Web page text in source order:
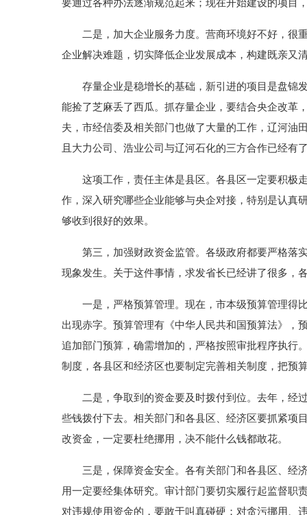
要通过各种办法逐渐规范起来；现在开始建设的项目
二是，加大企业服务力度。营商环境好不好，很重
企业解决难题，切实降低企业发展成本，构建既亲又
存量企业是稳增长的基础，新引进的项目是盘锦发
能捡了芝麻丢了西瓜。抓存量企业，要结合央企改革
夫，市经信委及相关部门也做了大量的工作，辽河油
且大力公司、浩业公司与辽河石化的三方合作已经
这项工作，责任主体是县区。各县区一定要积极走
作，深入研究哪些企业能够与央企对接，特别是认真
够收到很好的效果。
第三，加强财政资金监管。各级政府都要严格落实
现象发生。关于这件事情，求发省长已经讲了很多，
一是，严格预算管理。现在，市本级预算管理得比
出现赤字。预算管理有《中华人民共和国预算法》，
追加部门预算，确需增加的，严格按照审批程序执行
制度，各县区和经济区也要制定完善相关制度，把预
二是，争取到的资金要及时拨付到位。去年，经过
些钱拨付下去。相关部门和各县区、经济区要抓紧项
改资金，一定要杜绝挪用，决不能什么钱都敢花。
三是，保障资金安全。各有关部门和各县区、经济
用一定要经集体研究。审计部门要切实履行起监督职
对违规使用资金的，要敢于叫真碰硬；对贪污挪用、